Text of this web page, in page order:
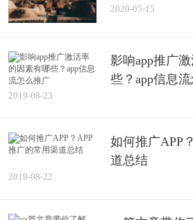
2020-05-15
影响app推广
些？app信息
2019-08-23
如何推广APP
道总结
2019-08-22